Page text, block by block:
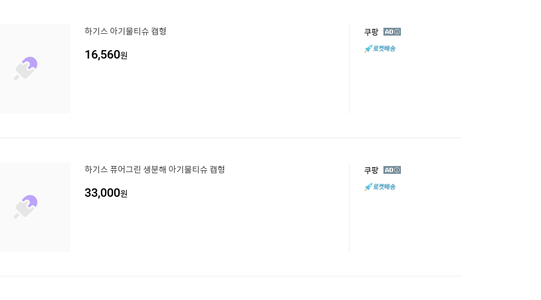
하기스 아기물티슈 캡형
16,560원
쿠팡 광
고
하기스 퓨어그린 생분해 아기물티슈 캡형
33,000원
쿠팡 광
고